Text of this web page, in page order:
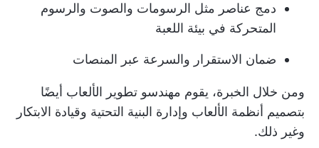
دمج عناصر مثل الرسومات والصوت والرسوم
المتحركة في بيئة اللعبة
ضمان الاستقرار والسرعة عبر المنصات
ومن خلال الخبرة، يقوم مهندسو تطوير الألعاب أيضًا
بتصميم أنظمة الألعاب وإدارة البنية التحتية وقيادة الابتكار
وغير ذلك.